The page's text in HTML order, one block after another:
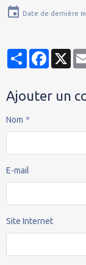
Date de dernière
PartagerFacebook
X
Ajouter un
Nom
E-mail
Site Internet